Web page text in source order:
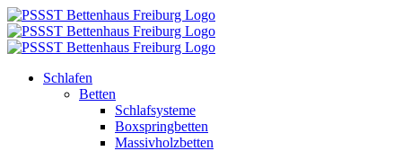
Zum
Inhalt
springen
Schlafen
Betten
Schlafsysteme
Boxspringbetten
Massivholzbetten